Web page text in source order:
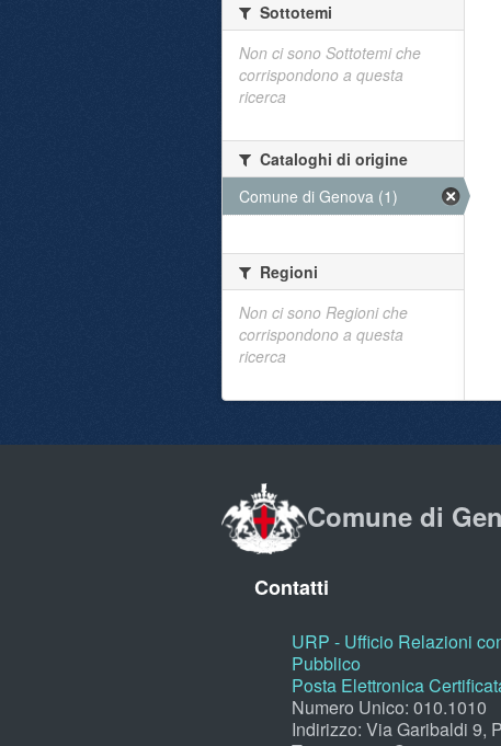
Sottotemi
Non ci sono Sottotemi che
corrispondono a questa
ricerca
Cataloghi di origine
Comune di Genova (1)
Regioni
Non ci sono Regioni che
corrispondono a questa
ricerca
Comune di
Contatti
URP - Ufficio Relazioni
Pubblico
Posta Elettronica
Numero Unico: 010.1010
Indirizzo: Via Garibaldi 9,